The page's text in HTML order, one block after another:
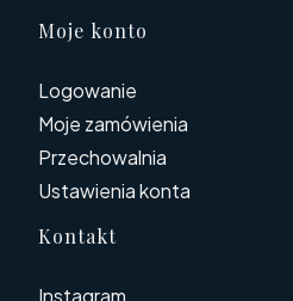
Moje konto
Logowanie
Moje zamówienia
Przechowalnia
Ustawienia konta
Kontakt
Instagram